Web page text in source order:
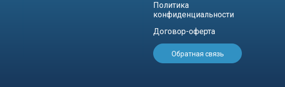
Политика
конфиденциальности
Договор-оферта
Обратная связь